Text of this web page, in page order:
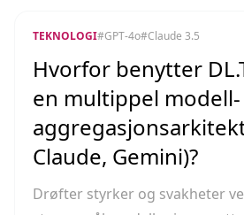
TEKNOLOGI#GPT-4o#Claude 3.5
Hvorfor benytter
en multippel modell-
Claude, Gemini)?
Drøfter styrker og svakheter